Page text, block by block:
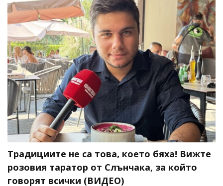
Традициите не са това, което бяха! Вижте
розовия таратор от Слънчака, за който
говорят всички (ВИДЕО)